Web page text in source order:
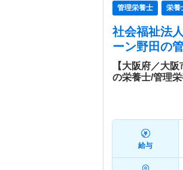
管理栄養士 栄養
社会福祉法
ーン野田の
【大阪府／大
の栄養士/管理
給与